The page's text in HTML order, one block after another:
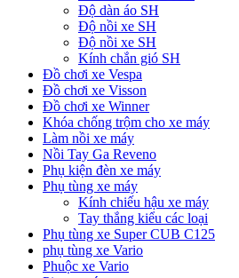
Độ dàn áo SH
Độ nồi xe SH
Độ nồi xe SH
Kính chắn gió SH
Đồ chơi xe Vespa
Đồ chơi xe Visson
Đồ chơi xe Winner
Khóa chống trộm cho xe máy
Làm nồi xe máy
Nồi Tay Ga Reveno
Phụ kiện đèn xe máy
Phụ tùng xe máy
Kính chiếu hậu xe máy
Tay thắng kiểu các loại
Phụ tùng xe Super CUB C125
phụ tùng xe Vario
Phuộc xe Vario